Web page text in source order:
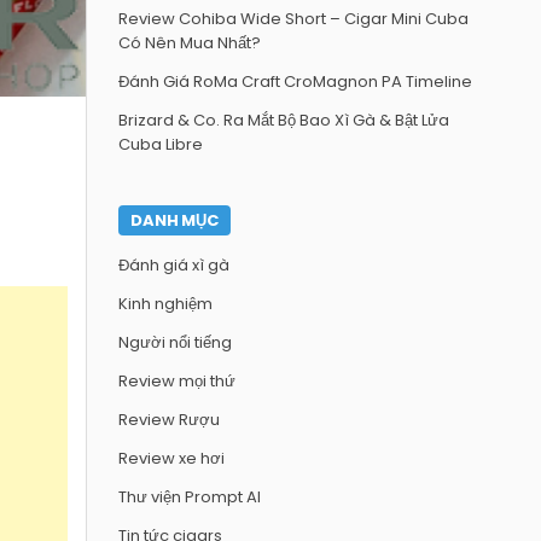
Review Cohiba Wide Short – Cigar Mini Cuba
Có Nên Mua Nhất?
Đánh Giá RoMa Craft CroMagnon PA Timeline
Brizard & Co. Ra Mắt Bộ Bao Xì Gà & Bật Lửa
Cuba Libre
DANH MỤC
Đánh giá xì gà
Kinh nghiệm
Người nổi tiếng
Review mọi thứ
Review Rượu
Review xe hơi
Thư viện Prompt AI
Tin tức cigars